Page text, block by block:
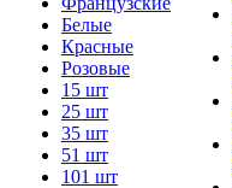
Белые
Красные
Розовые
15 шт
25 шт
35 шт
51 шт
101 шт